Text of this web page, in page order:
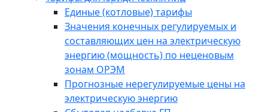
Единые (котловые) тарифы
Значения конечных регулируемых и
составляющих цен на электрическую
энергию (мощность) по неценовым
зонам ОРЭМ
Прогнозные нерегулируемые цены на
электрическую энергию